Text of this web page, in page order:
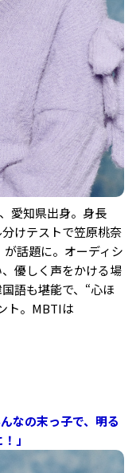
愛知県出身。身長
けテストで笠原桃奈
が話題に。オーディシ
優しく声をかける場
語も堪能で、“心ほ
ト。MBTIは
なの末っ子で、明る
」